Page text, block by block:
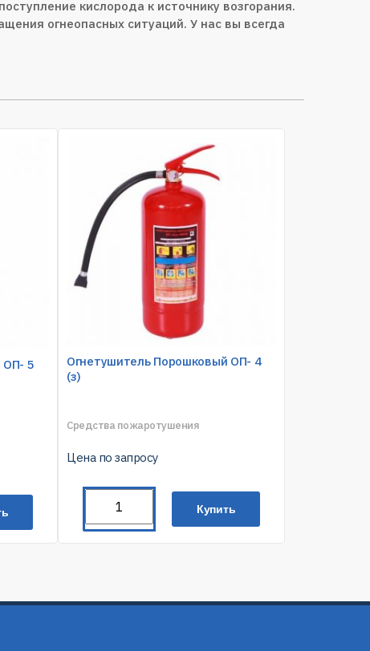
кислорода к источнику возгорания.
огнеопасных ситуаций. У нас вы всегда
ОП- 5
Огнетушитель Порошковый ОП- 4
(з)
Средства пожаротушения
Цена по запросу
Купить